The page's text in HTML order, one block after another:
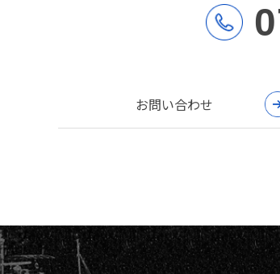
お問い合わせ